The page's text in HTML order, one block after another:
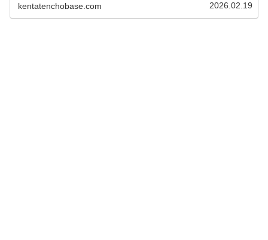
kentatenchobase.com 2026.02.19